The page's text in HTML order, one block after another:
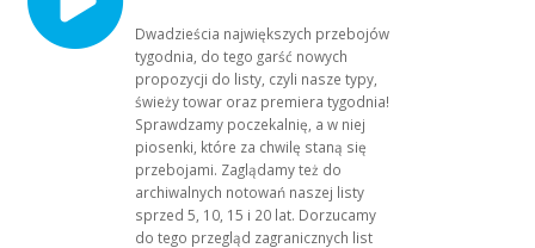
Dwadzieścia największych przebojów
tygodnia, do tego garść nowych
propozycji do listy, czyli nasze typy,
świeży towar oraz premiera tygodnia!
Sprawdzamy poczekalnię, a w niej
piosenki, które za chwilę staną się
przebojami. Zaglądamy też do
archiwalnych notowań naszej listy
sprzed 5, 10, 15 i 20 lat. Dorzucamy
do tego przegląd zagranicznych list